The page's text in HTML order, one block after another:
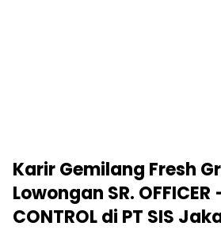
Karir Gemilang Fresh
Lowongan SR. OFFICER
CONTROL di PT SIS